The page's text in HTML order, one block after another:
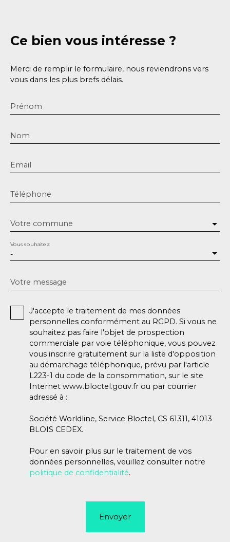
Ce bien vous intéresse ?
Merci de remplir le formulaire, nous reviendrons vers
vous dans les plus brefs délais.
Prénom
Nom
Email
Téléphone
Votre commune
-
Vous souhaitez
Votre message
J'accepte le traitement de mes données
personnelles conformément au RGPD. Si vous ne
souhaitez pas faire l'objet de prospection
commerciale par voie téléphonique, vous pouvez
vous inscrire gratuitement sur la liste d'opposition
au démarchage téléphonique, prévu par l'article
L223-1 du code de la consommation, sur le site
Internet www.bloctel.gouv.fr ou par courrier
adressé à :
Société Worldline, Service Bloctel, CS 61311, 41013
BLOIS CEDEX.
Pour en savoir plus sur le traitement de vos
données personnelles, veuillez consulter notre
politique de confidentialité.
Envoyer